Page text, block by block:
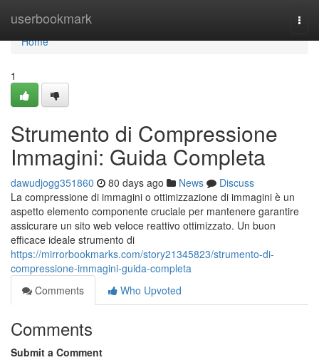
userbookmark
Home
Home
1
Strumento di Compressione
Immagini: Guida Completa
dawudjogg351860 80 days ago News
Discuss
La compressione di immagini o ottimizzazione di immagini è un
aspetto elemento componente cruciale per mantenere garantire
assicurare un sito web veloce reattivo ottimizzato. Un buon
efficace ideale strumento di
https://mirrorbookmarks.com/story21345823/strumento-di-
compressione-immagini-guida-completa
Comments
Who Upvoted
Comments
Submit a Comment